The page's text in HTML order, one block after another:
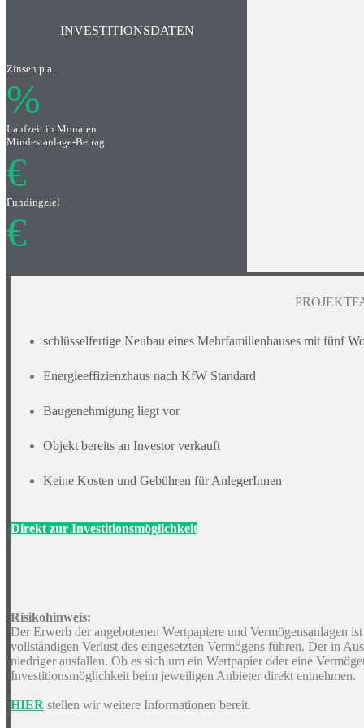
INVESTITIONSDATEN
Zinsen p.a.
%
Laufzeit in Monaten
Mindestanlage-Betrag
€
Fundingziel
€
schlüsselfertige Neubau eines Mehrfamilienhauses mit fünf
Energieeffizienzhaus nach KfW Standard
Baugenehmigung liegt vor
Objekt bereits an Investor verkauft
Keine Kosten und Gebühren für AnlegerInnen
Direkt zur Investitionsmöglichkeit
Risikohinweis:
Der Erwerb der angebotenen Wertpapiere und Vermögensanlagen
vollständigen Verlust des eingesetzten Vermögens führen. Der in
niedriger ausfallen. Ob es sich um ein Wertpapier oder eine
Investitionsmöglichkeit beim jeweiligen Anbieter direkt entnehmen.
HIER stellen wir weitere Informationen bereit.